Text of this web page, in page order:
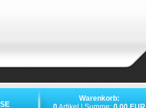
Warenkorb: